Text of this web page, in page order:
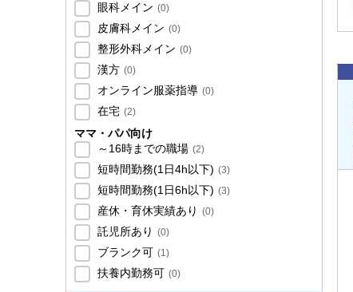
眼科メイン (0)
皮膚科メイン (0)
整形外科メイン (0)
漢方 (0)
オンライン服薬指導 (0)
在宅 (2)
ママ・パパ向け
～16時までの職場 (2)
短時間勤務(1日4h以下) (3)
短時間勤務(1日6h以下) (3)
産休・育休実績あり (0)
託児所あり (0)
ブランク可 (1)
扶養内勤務可 (0)